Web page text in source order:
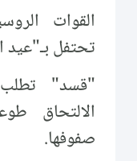
القوات
تحتفل
"قسد"
الالتحاق
صفوفها.